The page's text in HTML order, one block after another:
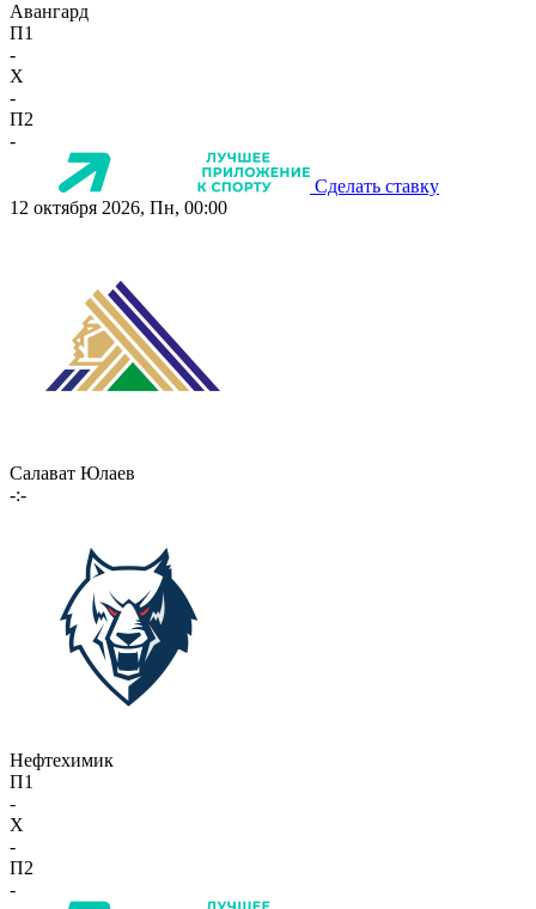
Авангард
П1
-
X
-
П2
-
Сделать ставку
12 октября 2026, Пн, 00:00
Салават Юлаев
-:-
Нефтехимик
П1
-
X
-
П2
-